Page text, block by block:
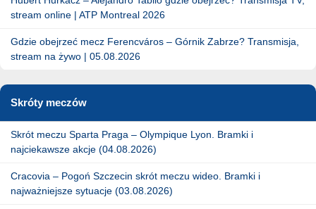
stream online | ATP Montreal 2026
Gdzie obejrzeć mecz Ferencváros – Górnik Zabrze? Transmisja,
stream na żywo | 05.08.2026
Skróty meczów
Skrót meczu Sparta Praga – Olympique Lyon. Bramki i
najciekawsze akcje (04.08.2026)
Cracovia – Pogoń Szczecin skrót meczu wideo. Bramki i
najważniejsze sytuacje (03.08.2026)